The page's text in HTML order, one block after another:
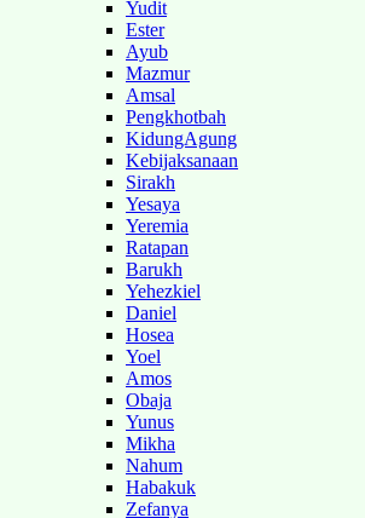
Yudit
Ester
Ayub
Mazmur
Amsal
Pengkhotbah
KidungAgung
Kebijaksanaan
Sirakh
Yesaya
Yeremia
Ratapan
Barukh
Yehezkiel
Daniel
Hosea
Yoel
Amos
Obaja
Yunus
Mikha
Nahum
Habakuk
Zefanya